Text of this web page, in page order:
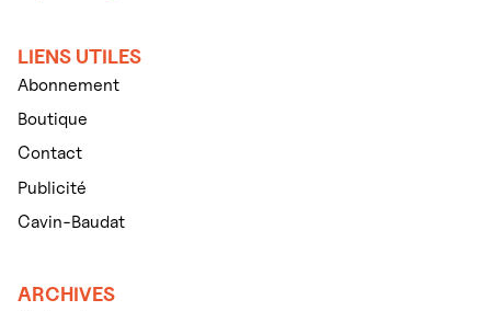
LIENS UTILES
Abonnement
Boutique
Contact
Publicité
Cavin-Baudat
ARCHIVES